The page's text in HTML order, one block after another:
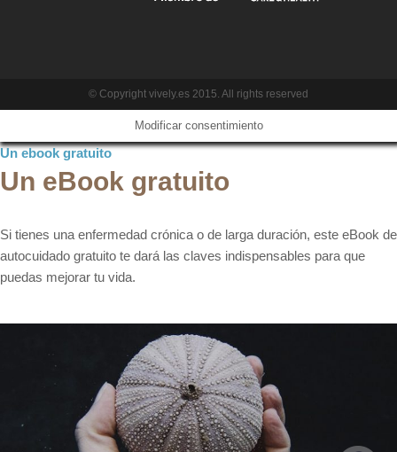
© Copyright vively.es 2015. All rights reserved
Modificar consentimiento
Un ebook gratuito
Un eBook gratuito
Si tienes una enfermedad crónica o de larga duración, este eBook de
autocuidado gratuito te dará las claves indispensables para que
puedas mejorar tu vida.